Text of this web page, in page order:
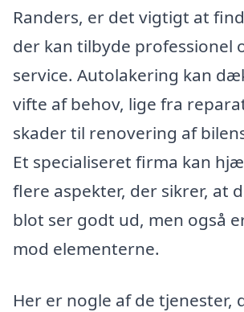
Randers, er det vigtigt at
der kan tilbyde professionel
service. Autolakering kan
vifte af behov, lige fra
skader til renovering af
Et specialiseret firma kan
flere aspekter, der sikrer, at
blot ser godt ud, men også
mod elementerne.
Her er nogle af de tjenester,